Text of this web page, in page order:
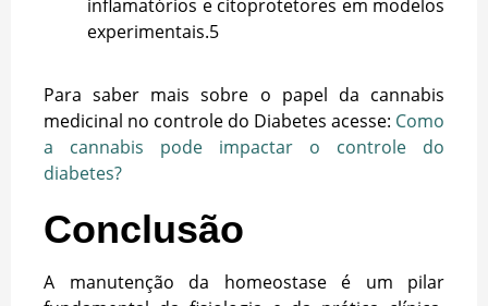
inflamatórios e citoprotetores em modelos
experimentais.5
Para saber mais sobre o papel da cannabis
medicinal no controle do Diabetes acesse: Como
a cannabis pode impactar o controle do
diabetes?
Conclusão
A manutenção da homeostase é um pilar